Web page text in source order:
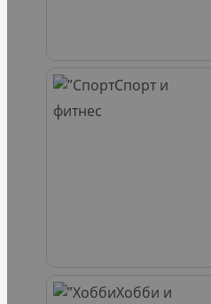
Спорт и
фитнес
Хобби и